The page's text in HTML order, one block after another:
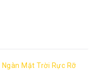
Ngàn Mặt Trời Rực Rỡ